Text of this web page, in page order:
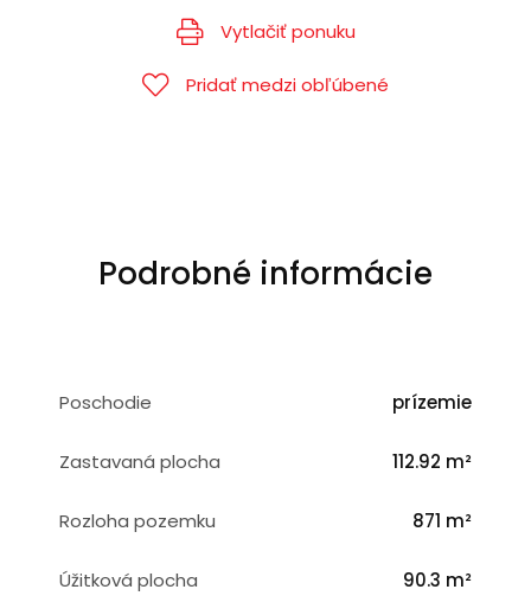
Vytlačiť ponuku
Pridať medzi obľúbené
Podrobné informácie
Poschodie prízemie
Zastavaná plocha 112.92 m²
Rozloha pozemku 871 m²
Úžitková plocha 90.3 m²